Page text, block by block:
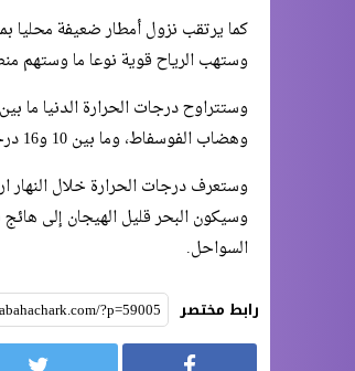
كما يرتقب نزول أمطار ضعيفة محليا
وستهب الرياح قوية نوعا ما وستهم
وهضاب الفوسفاط، وما بين 10 و16 درجة بالأقاليم الصحراوية، وما بين 8 و13 درجة بباقي المناطق.
وستعرف درجات الحرارة خلال النهار
وسيكون البحر قليل الهيجان إلى
السواحل.
رابط مختصر